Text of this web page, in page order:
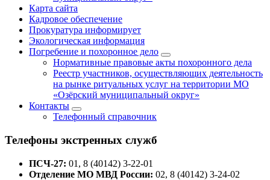
Карта сайта
Кадровое обеспечение
Прокуратура информирует
Экологическая информация
Погребение и похоронное дело
Нормативные правовые акты похоронного дела
Реестр участников, осуществляющих деятельность
на рынке ритуальных услуг на территории МО
«Озёрский муниципальный округ»
Контакты
Телефонный справочник
Телефоны экстренных служб
ПСЧ-27: 01, 8 (40142) 3-22-01
Отделение МО МВД России: 02, 8 (40142) 3-24-02